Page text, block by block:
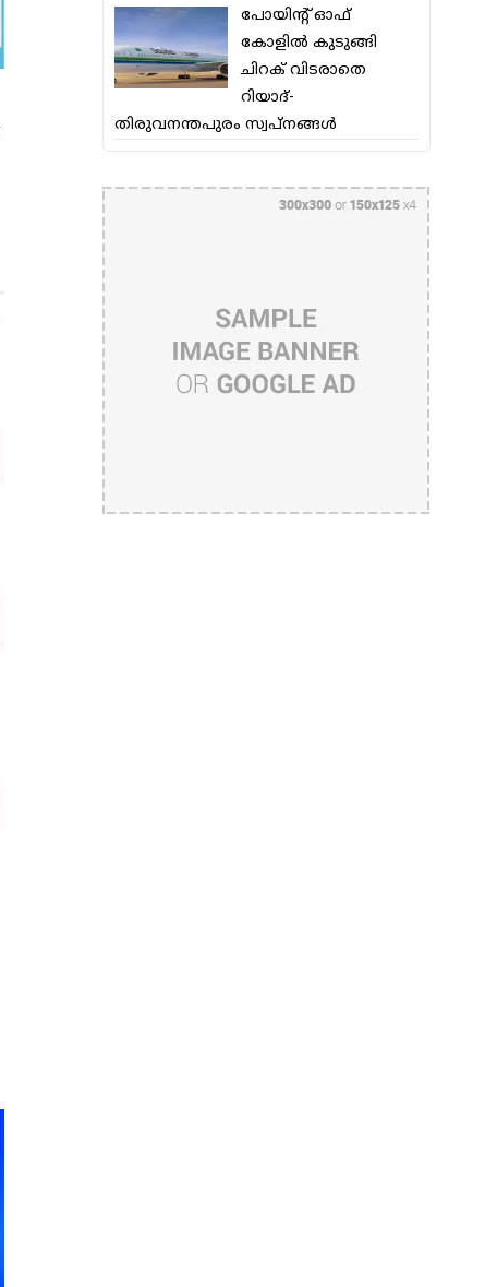
പോയിന്റ് ഓഫ്
കോളില്‍ കുടുങ്ങി
ചിറക് വിടരാതെ
റിയാദ്-
തിരുവനന്തപുരം സ്വപ്നങ്ങള്‍